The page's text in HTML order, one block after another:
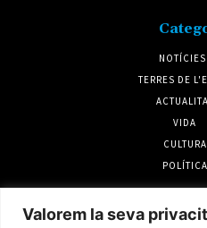
Valorem la seva
NOTÍCIES
TERRES DE
VIDA
CULTURA
POLÍTICA